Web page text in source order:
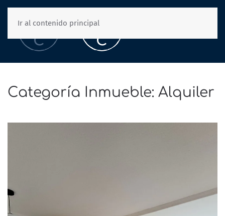
Ir al contenido principal
Categoría Inmueble: Alquiler